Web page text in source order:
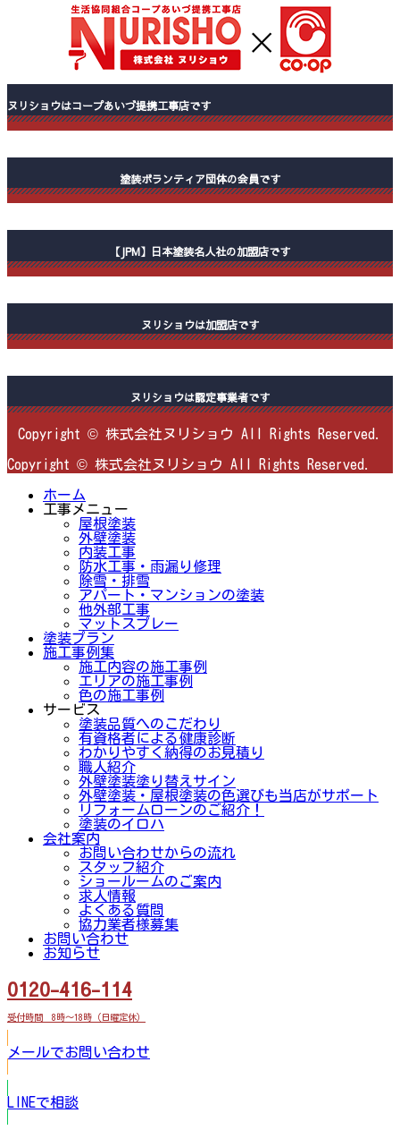
ヌリショウはコープあいづ提携工事店です
塗装ボランティア団体の会員です
【JPM】日本塗装名人社の加盟店です
ヌリショウは加盟店です
ヌリショウは認定事業者です
Copyright © 株式会社ヌリショウ All Rights Reserved.
Copyright © 株式会社ヌリショウ All Rights Reserved.
ホーム
工事メニュー
屋根塗装
外壁塗装
内装工事
防水工事・雨漏り修理
除雪・排雪
アパート・マンションの塗装
他外部工事
マットスプレー
塗装プラン
施工事例集
施工内容の施工事例
エリアの施工事例
色の施工事例
サービス
塗装品質へのこだわり
有資格者による健康診断
わかりやすく納得のお見積り
職人紹介
外壁塗装塗り替えサイン
外壁塗装・屋根塗装の色選びも当店がサポート
リフォームローンのご紹介！
塗装のイロハ
会社案内
お問い合わせからの流れ
スタッフ紹介
ショールームのご案内
求人情報
よくある質問
協力業者様募集
お問い合わせ
お知らせ
0120-416-114
受付時間 8時～18時（日曜定休）
メールでお問い合わせ
LINEで相談